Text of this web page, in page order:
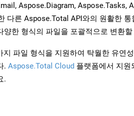
Aspose.Diagram, Aspose.Tasks,
다른 Aspose.Total API와의 원활한 통
양한 형식의 파일을 포괄적으로 변환
파일 형식을 지원하여 탁월한 유연
. Aspose.Total Cloud 플랫폼에서 지원
.